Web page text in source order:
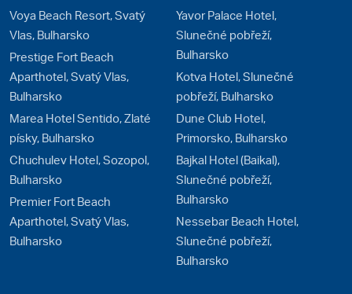
Voya Beach Resort, Svatý
Vlas, Bulharsko
Prestige Fort Beach
Aparthotel, Svatý Vlas,
Bulharsko
Marea Hotel Sentido, Zlaté
písky, Bulharsko
Chuchulev Hotel, Sozopol,
Bulharsko
Premier Fort Beach
Aparthotel, Svatý Vlas,
Bulharsko
Yavor Palace Hotel,
Slunečné pobřeží,
Bulharsko
Kotva Hotel, Slunečné
pobřeží, Bulharsko
Dune Club Hotel,
Primorsko, Bulharsko
Bajkal Hotel (Baikal),
Slunečné pobřeží,
Bulharsko
Nessebar Beach Hotel,
Slunečné pobřeží,
Bulharsko